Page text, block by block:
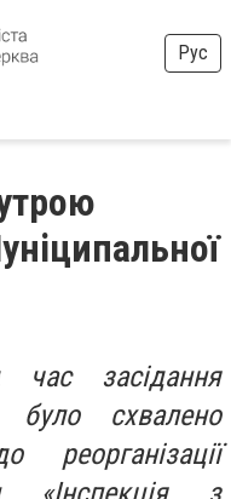
Рус
засідання
було схвалено